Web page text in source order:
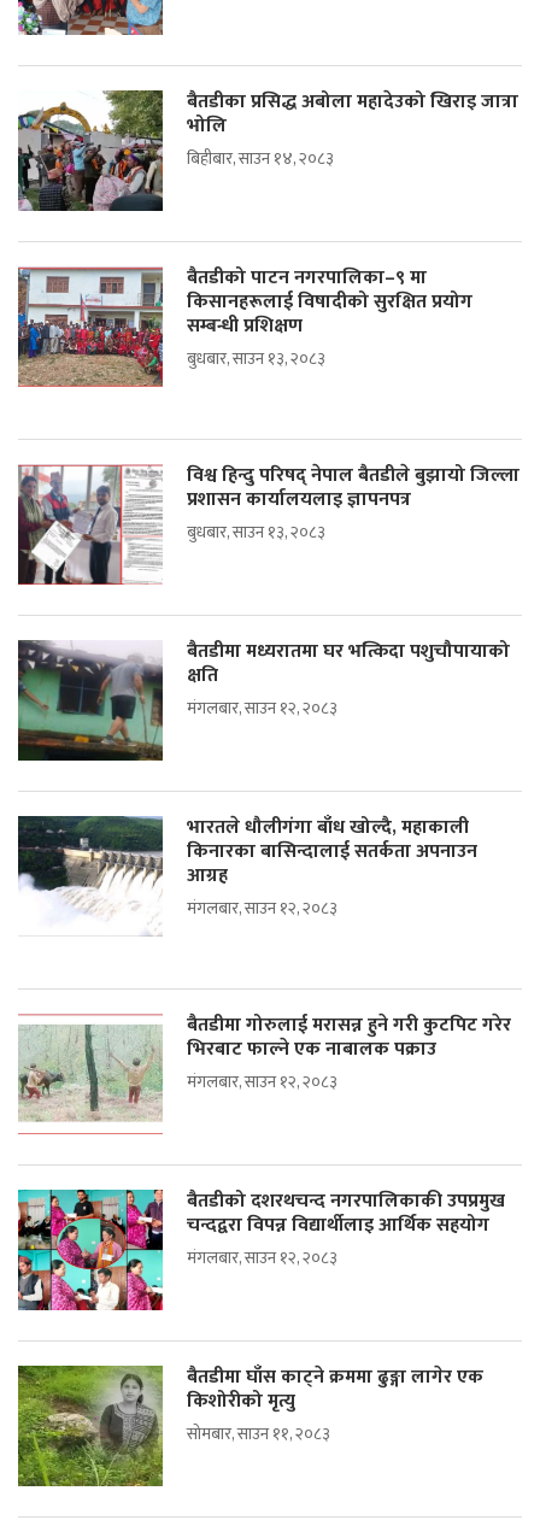
बैतडीका प्रसिद्ध अबोला महादेउको खिराइ जात्रा
भोलि
बिहीबार, साउन १४, २०८३
बैतडीको पाटन नगरपालिका–९ मा
किसानहरूलाई विषादीको सुरक्षित प्रयोग
सम्बन्धी प्रशिक्षण
बुधबार, साउन १३, २०८३
विश्व हिन्दु परिषद् नेपाल बैतडीले बुझायो जिल्ला
प्रशासन कार्यालयलाइ ज्ञापनपत्र
बुधबार, साउन १३, २०८३
बैतडीमा मध्यरातमा घर भत्किदा पशुचौपायाको
क्षति
मंगलबार, साउन १२, २०८३
भारतले धौलीगंगा बाँध खोल्दै, महाकाली
किनारका बासिन्दालाई सतर्कता अपनाउन
आग्रह
मंगलबार, साउन १२, २०८३
बैतडीमा गोरुलाई मरासन्न हुने गरी कुटपिट गरेर
भिरबाट फाल्ने एक नाबालक पक्राउ
मंगलबार, साउन १२, २०८३
बैतडीको दशरथचन्द नगरपालिकाकी उपप्रमुख
चन्दद्वरा विपन्न विद्यार्थीलाइ आर्थिक सहयोग
मंगलबार, साउन १२, २०८३
बैतडीमा घाँस काट्ने क्रममा ढुङ्गा लागेर एक
किशोरीको मृत्यु
सोमबार, साउन ११, २०८३